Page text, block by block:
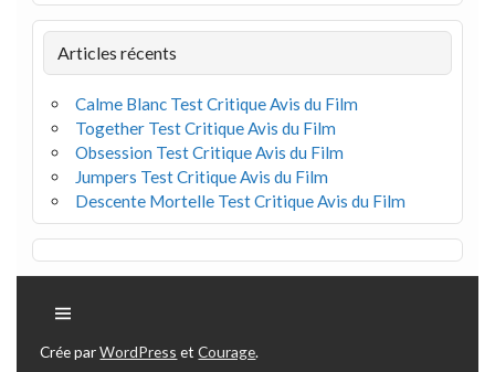
Articles récents
Calme Blanc Test Critique Avis du Film
Together Test Critique Avis du Film
Obsession Test Critique Avis du Film
Jumpers Test Critique Avis du Film
Descente Mortelle Test Critique Avis du Film
Crée parWordPress etCourage.